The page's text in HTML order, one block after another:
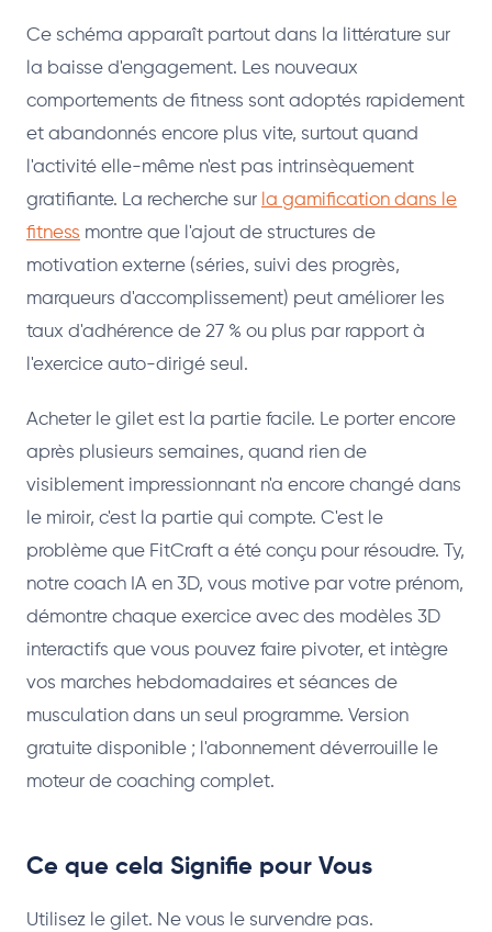
Ce schéma apparaît partout dans la littérature sur
la baisse d'engagement. Les nouveaux
comportements de fitness sont adoptés rapidement
et abandonnés encore plus vite, surtout quand
l'activité elle-même n'est pas intrinsèquement
gratifiante. La recherche sur la gamification dans le
fitness montre que l'ajout de structures de
motivation externe (séries, suivi des progrès,
marqueurs d'accomplissement) peut améliorer les
taux d'adhérence de 27 % ou plus par rapport à
l'exercice auto-dirigé seul.
Acheter le gilet est la partie facile. Le porter encore
après plusieurs semaines, quand rien de
visiblement impressionnant n'a encore changé dans
le miroir, c'est la partie qui compte. C'est le
problème que FitCraft a été conçu pour résoudre. Ty,
notre coach IA en 3D, vous motive par votre prénom,
démontre chaque exercice avec des modèles 3D
interactifs que vous pouvez faire pivoter, et intègre
vos marches hebdomadaires et séances de
musculation dans un seul programme. Version
gratuite disponible ; l'abonnement déverrouille le
moteur de coaching complet.
Ce que cela Signifie pour Vous
Utilisez le gilet. Ne vous le survendre pas.